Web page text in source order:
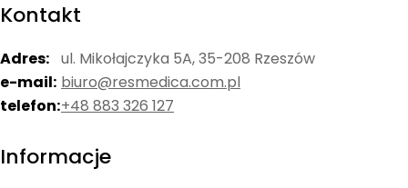
Kontakt
Adres: ul. Mikołajczyka 5A, 35-208 Rzeszów
e-mail: biuro@resmedica.com.pl
telefon:+48 883 326 127
Informacje